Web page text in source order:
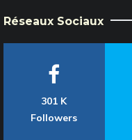
Réseaux Sociaux
301 K
Followers